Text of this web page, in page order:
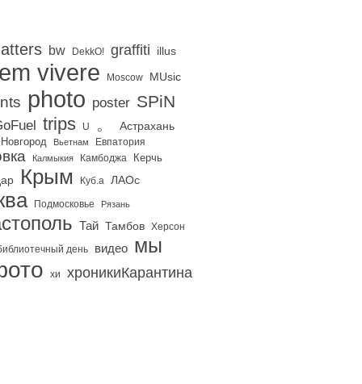
bw DekkO! graffiti illus
vivere Moscow MUsic
photo poster SPiN
trips U 。 Астрахань
Вьетнам Евпатория
Калмыкия Камбоджа Керчь
Крым Куб.а ЛАОс
Подмосковье Рязань
Тай Тамбов Херсон
день
видео мы
хи хроникиКарантина